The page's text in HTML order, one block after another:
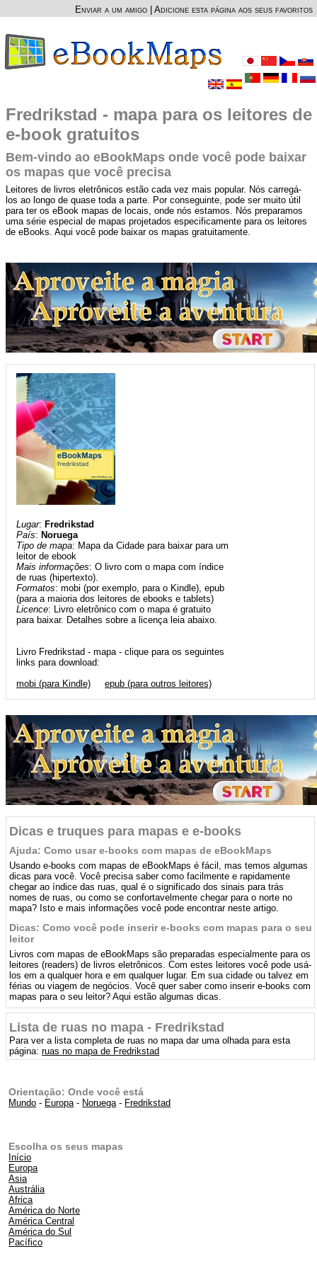
Enviar a um amigo Adicione esta página aos seus favoritos
Fredrikstad - mapa para os leitores de
e-book gratuitos
Bem-vindo ao eBookMaps onde você pode baixar
os mapas que você precisa
Leitores de livros eletrônicos estão cada vez mais popular. Nós carregá-
los ao longo de quase toda a parte. Por conseguinte, pode ser muito útil
para ter os eBook mapas de locais, onde nós estamos. Nós preparamos
uma série especial de mapas projetados especificamente para os leitores
de eBooks. Aqui você pode baixar os mapas gratuitamente.
Lugar: Fredrikstad
País: Noruega
Tipo de mapa: Mapa da Cidade para baixar para um
leitor de ebook
Mais informações: O livro com o mapa com índice
de ruas (hipertexto).
Formatos: mobi (por exemplo, para o Kindle), epub
(para a maioria dos leitores de ebooks e tablets)
Licence: Livro eletrônico com o mapa é gratuito
para baixar. Detalhes sobre a licença leia abaixo.
Livro Fredrikstad - mapa - clique para os seguintes
links para download:
mobi (para Kindle)
epub (para outros leitores)
Dicas e truques para mapas e e-books
Ajuda: Como usar e-books com mapas de eBookMaps
Usando e-books com mapas de eBookMaps é fácil, mas temos algumas
dicas para você. Você precisa saber como facilmente e rapidamente
chegar ao índice das ruas, qual é o significado dos sinais para trás
nomes de ruas, ou como se confortavelmente chegar para o norte no
mapa? Isto e mais informações você pode encontrar neste artigo.
Dicas: Como você pode inserir e-books com mapas para o seu
leitor
Livros com mapas de eBookMaps são preparadas especialmente para os
leitores (readers) de livros eletrônicos. Com estes leitores você pode usá-
los em a qualquer hora e em qualquer lugar. Em sua cidade ou talvez em
férias ou viagem de negócios. Você quer saber como inserir e-books com
mapas para o seu leitor? Aqui estão algumas dicas.
Lista de ruas no mapa - Fredrikstad
Para ver a lista completa de ruas no mapa dar uma olhada para esta
página:ruas no mapa de Fredrikstad
Orientação: Onde você está
Mundo - Europa- Noruega- Fredrikstad
Escolha os seus mapas
Início
Europa
Asia
Austrália
Africa
América do Norte
América Central
América do Sul
Pacífico